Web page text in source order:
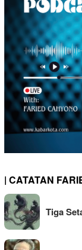
| CATATAN
Tiga